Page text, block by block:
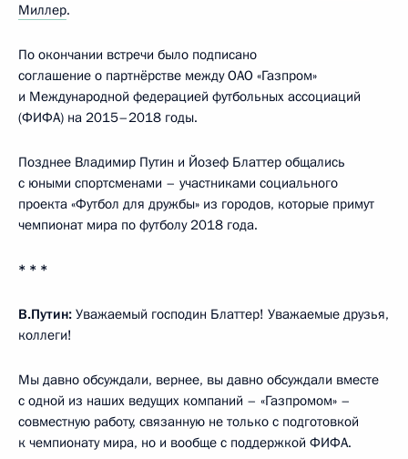
Миллер.
По окончании встречи было подписано
соглашение о партнёрстве между ОАО «Газпром»
и Международной федерацией футбольных ассоциаций
(ФИФА) на 2015–2018 годы.
Позднее Владимир Путин и Йозеф Блаттер общались
с юными спортсменами – участниками социального
проекта «Футбол для дружбы» из городов, которые примут
чемпионат мира по футболу 2018 года.
* * *
В.Путин: Уважаемый господин Блаттер! Уважаемые друзья,
коллеги!
Мы давно обсуждали, вернее, вы давно обсуждали вместе
с одной из наших ведущих компаний – «Газпромом» –
совместную работу, связанную не только с подготовкой
к чемпионату мира, но и вообще с поддержкой ФИФА.